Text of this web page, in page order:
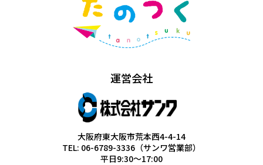
運営会社
大阪府東大阪市荒本西4-4-14
TEL: 06-6789-3336（サンワ営業部）
平日9:30～17:00